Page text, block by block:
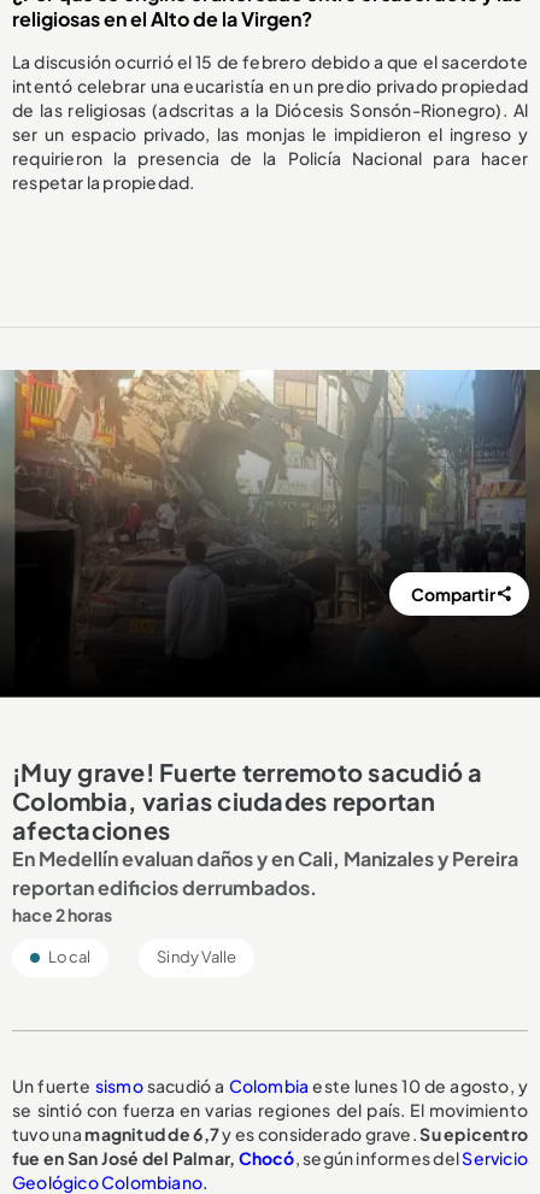
religiosas en el Alto de la Virgen?
La discusión ocurrió el 15 de febrero debido a que el sacerdote
intentó celebrar una eucaristía en un predio privado propiedad
de las religiosas (adscritas a la Diócesis Sonsón-Rionegro). Al
ser un espacio privado, las monjas le impidieron el ingreso y
requirieron la presencia de la Policía Nacional para hacer
respetar la propiedad.
Compartir
¡Muy grave! Fuerte terremoto sacudió a
Colombia, varias ciudades reportan
afectaciones
En Medellín evaluan daños y en Cali, Manizales y Pereira
reportan edificios derrumbados.
hace 2 horas
Local Sindy Valle
Un fuerte sismosacudió a Colombiaeste lunes 10 de agosto, y
se sintió con fuerza en varias regiones del país. El movimiento
tuvo unamagnitud de 6,7y es considerado grave.Su epicentro
fue en San José del Palmar, Chocó, según informes delServicio
Geológico Colombiano.